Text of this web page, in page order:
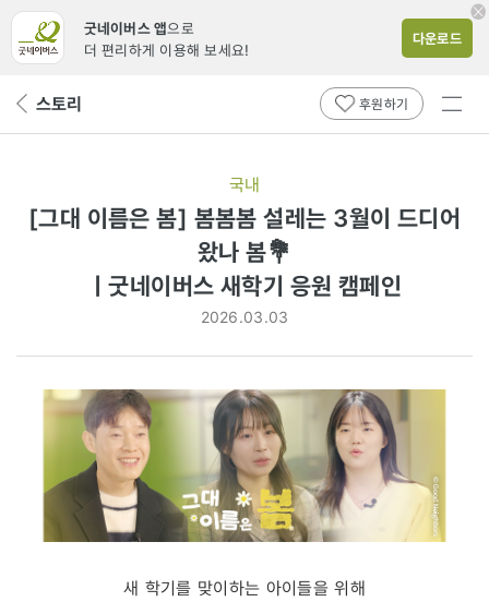
굿네이버스 앱으로
더 편리하게 이용해 보세요!
다운로드
뒤 스토리 후원하기
전체
국내
캠페인
[그대 이름은 봄] 봄봄봄 설레는 3월이 드디어
왔나 봄💐
ㅣ굿네이버스 새학기 응원 캠페인
2026.03.03
새 학기를 맞이하는 아이들을 위해